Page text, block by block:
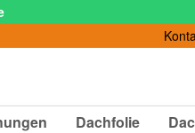
Dachfolie